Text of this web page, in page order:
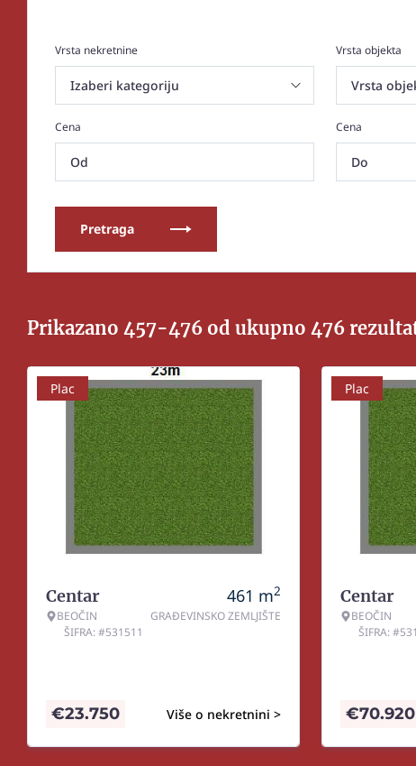
Vrsta nekretnine Vrsta objekta
Cena Cena
Pretraga
Prikazano 457-476 od ukupno 476
Plac
Centar
BEOČIN
ŠIFRA: #531511
461 m2
GRAĐEVINSKO ZEMLJIŠTE
Više o nekretnini >
€23.750
Plac
Centar
BEOČIN
ŠIFRA:
€70.920